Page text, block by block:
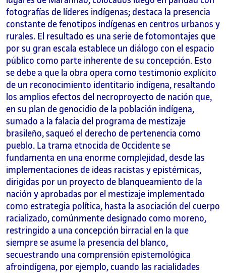
fotografías de líderes indígenas; destaca la presencia
constante de fenotipos indígenas en centros urbanos y
rurales. El resultado es una serie de fotomontajes que
por su gran escala establece un diálogo con el espacio
público como parte inherente de su concepción. Esto
se debe a que la obra opera como testimonio explícito
de un reconocimiento identitario indígena, resaltando
los amplios efectos del necroproyecto de nación que,
en su plan de genocidio de la población indígena,
sumado a la falacia del programa de mestizaje
brasileño, saqueó el derecho de pertenencia como
pueblo. La trama etnocida de Occidente se
fundamenta en una enorme complejidad, desde las
implementaciones de ideas racistas y epistémicas,
dirigidas por un proyecto de blanqueamiento de la
nación y aprobadas por el mestizaje implementado
como estrategia política, hasta la asociación del cuerpo
racializado, comúnmente designado como moreno,
restringido a una concepción birracial en la que
siempre se asume la presencia del blanco,
secuestrando una comprensión epistemológica
afroindígena, por ejemplo, cuando las racialidades